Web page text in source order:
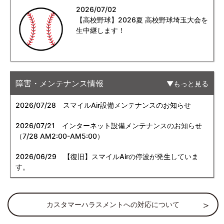
2026/07/02
【高校野球】2026夏 高校野球埼玉大会を
生中継します！
障害・メンテナンス情報 もっと見る
2026/07/28 スマイルAir設備メンテナンスのお知らせ
2026/07/21
インターネット設備メンテナンスのお知らせ
（7/28 AM2:00-AM5:00）
2026/06/29 【復旧】スマイルAirの停波が発生していま
す。
カスタマーハラスメントへの対応について